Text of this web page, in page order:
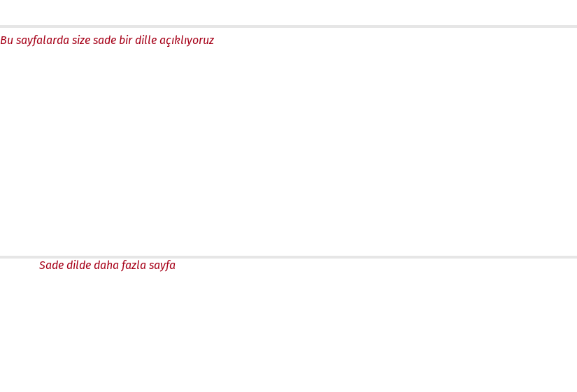
Bu sayfalarda size sade bir dille açıklıyoruz
Sade dilde daha fazla sayfa